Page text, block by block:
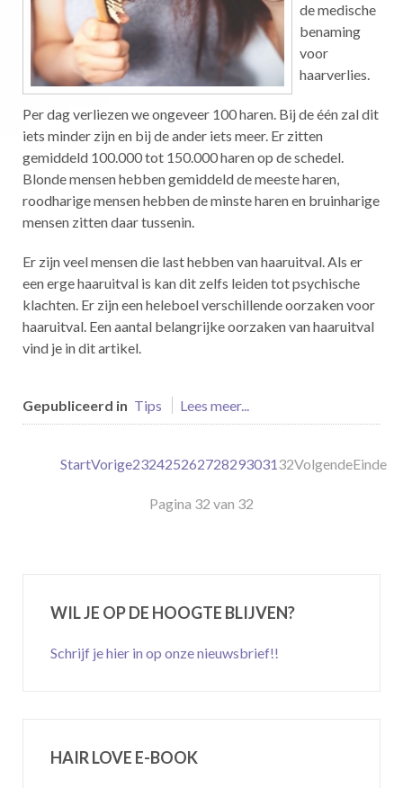
de medische
benaming
voor
haarverlies.
Per dag verliezen we ongeveer 100 haren. Bij de één zal dit
iets minder zijn en bij de ander iets meer. Er zitten
gemiddeld 100.000 tot 150.000 haren op de schedel.
Blonde mensen hebben gemiddeld de meeste haren,
roodharige mensen hebben de minste haren en bruinharige
mensen zitten daar tussenin.
Er zijn veel mensen die last hebben van haaruitval. Als er
een erge haaruitval is kan dit zelfs leiden tot psychische
klachten. Er zijn een heleboel verschillende oorzaken voor
haaruitval. Een aantal belangrijke oorzaken van haaruitval
vind je in dit artikel.
Gepubliceerd in Tips Lees meer...
StartVorige23242526272829303132VolgendeEinde
Pagina 32 van 32
WIL JE OP DE HOOGTE BLIJVEN?
Schrijf je hier in op onze nieuwsbrief!!
HAIR LOVE E-BOOK